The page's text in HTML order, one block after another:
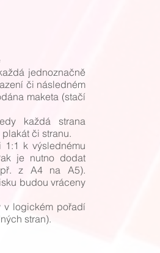
jednoznačně
či následném
maketa (stačí
každá strana
či stranu.
1:1 k výslednému
je nutno dodat
z A4 na A5).
budou vráceny
v logickém pořadí
stran).